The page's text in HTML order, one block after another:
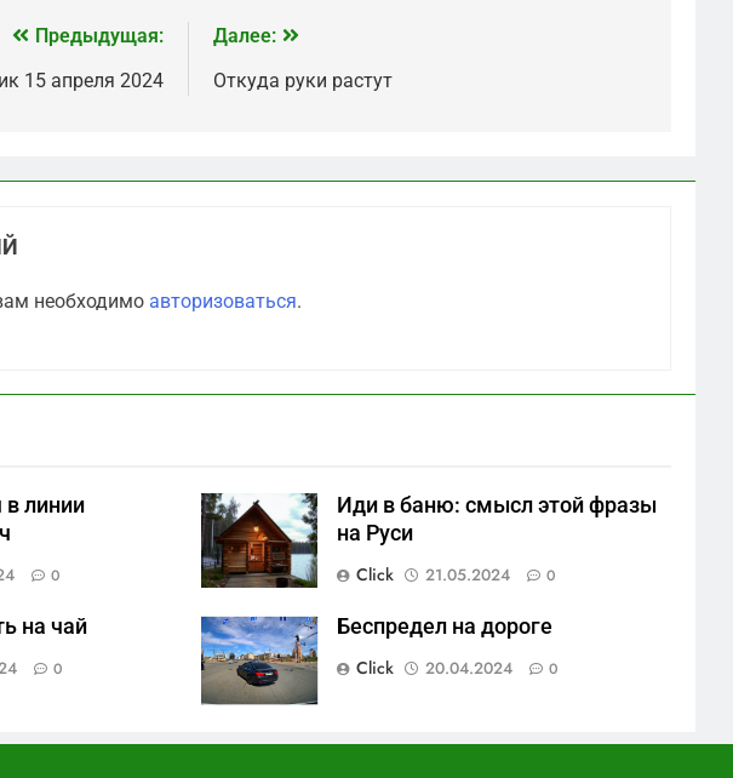
Предыдущая:
15 апреля 2024
Далее:
Откуда руки растут
необходимо авторизоваться.
в линии
0
Иди в баню: смысл этой фразы
на Руси
Click
21.05.2024 0
на чай
0
Беспредел на дороге
Click
20.04.2024 0